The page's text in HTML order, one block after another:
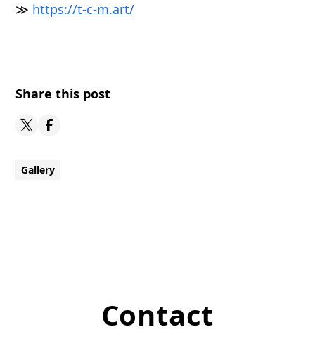
≫ https://t-c-m.art/
Share this post
Gallery
Contact